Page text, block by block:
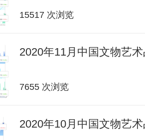
15517 次浏览
2020年11月中国文物艺
7655 次浏览
2020年10月中国文物艺